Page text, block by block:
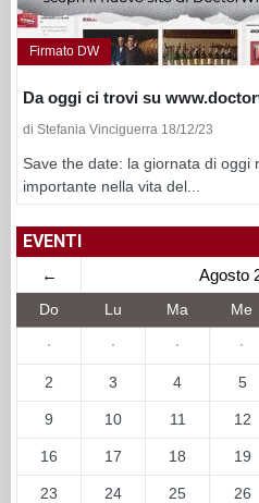
Firmato DW
Da oggi ci trovi su
di Stefania Vinciguerra 18/12/23
Save the date: la giornata di oggi
importante nella vita del...
EVENTI
← Agosto
Do Lu Ma Me
· · · ·
2 3 4 5
9 10 11 12
16 17 18 19
23 24 25 26